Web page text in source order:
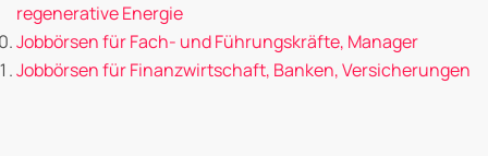
regenerative Energie
Jobbörsen für Fach- und Führungskräfte, Manager
Jobbörsen für Finanzwirtschaft, Banken, Versicherungen